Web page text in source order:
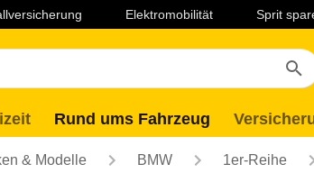
Elektromobilität Sprit
Rund ums Fahrzeug
& Modelle BMW 1er-Reihe